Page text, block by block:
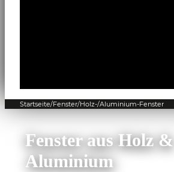
Startseite/Fenster/Holz-/Aluminium-Fenster
Fenster aus Holz &
Aluminium